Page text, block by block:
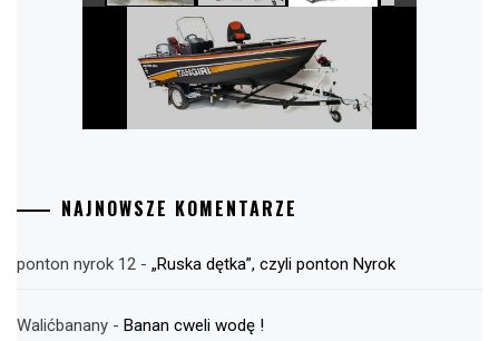
NAJNOWSZE KOMENTARZE
ponton nyrok 12 - „Ruska dętka”, czyli ponton Nyrok
Walićbanany - Banan cweli wodę !